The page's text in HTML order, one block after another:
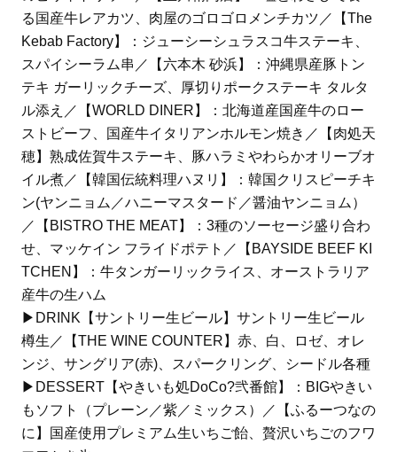
る国産牛レアカツ、肉屋のゴロゴロメンチカツ／【The
Kebab Factory】：ジューシーシュラスコ牛ステーキ、
スパイシーラム串／【六本木 砂浜】：沖縄県産豚トン
テキ ガーリックチーズ、厚切りポークステーキ タルタ
ル添え／【WORLD DINER】：北海道産国産牛のロー
ストビーフ、国産牛イタリアンホルモン焼き／【肉処天
穂】熟成佐賀牛ステーキ、豚ハラミやわらかオリーブオ
イル煮／【韓国伝統料理ハヌリ】：韓国クリスピーチキ
ン(ヤンニョム／ハニーマスタード／醤油ヤンニョム）
／【BISTRO THE MEAT】：3種のソーセージ盛り合わ
せ、マッケイン フライドポテト／【BAYSIDE BEEF KI
TCHEN】：牛タンガーリックライス、オーストラリア
産牛の生ハム
▶︎DRINK【サントリー生ビール】サントリー生ビール
樽生／【THE WINE COUNTER】赤、白、ロゼ、オレ
ンジ、サングリア(赤)、スパークリング、シードル各種
▶︎DESSERT【やきいも処DoCo?弐番館】：BIGやきい
もソフト（プレーン／紫／ミックス）／【ふるーつなの
に】国産使用プレミアム生いちご飴、贅沢いちごのフワ